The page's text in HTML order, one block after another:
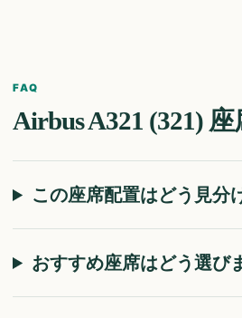
FAQ
Airbus A321 (321) 座
この座席配置はどう見分
おすすめ座席はどう選び